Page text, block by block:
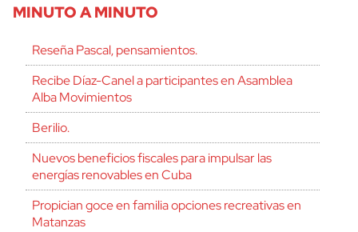
MINUTO A MINUTO
Reseña Pascal, pensamientos.
Recibe Díaz-Canel a participantes en Asamblea
Alba Movimientos
Berilio.
Nuevos beneficios fiscales para impulsar las
energías renovables en Cuba
Propician goce en familia opciones recreativas en
Matanzas